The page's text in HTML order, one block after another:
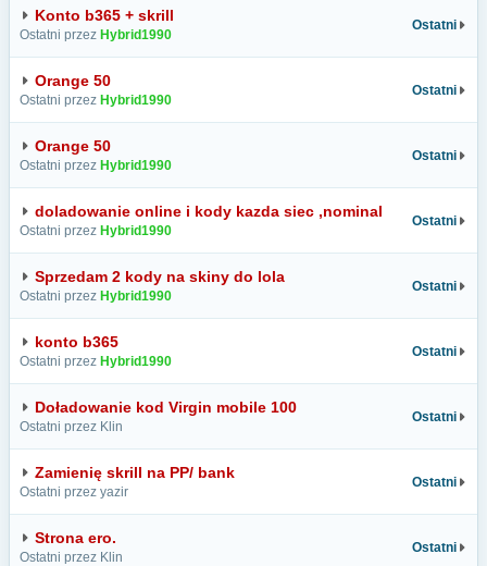
Konto b365 + skrill
Ostatni przez Hybrid1990
Ostatni
Orange 50
Ostatni przez Hybrid1990
Ostatni
Orange 50
Ostatni przez Hybrid1990
Ostatni
doladowanie online i kody kazda siec ,nominal
Ostatni przez Hybrid1990
Ostatni
Sprzedam 2 kody na skiny do lola
Ostatni przez Hybrid1990
Ostatni
konto b365
Ostatni przez Hybrid1990
Ostatni
Doładowanie kod Virgin mobile 100
Ostatni przez Klin
Ostatni
Zamienię skrill na PP/ bank
Ostatni przez yazir
Ostatni
Strona ero.
Ostatni przez Klin
Ostatni